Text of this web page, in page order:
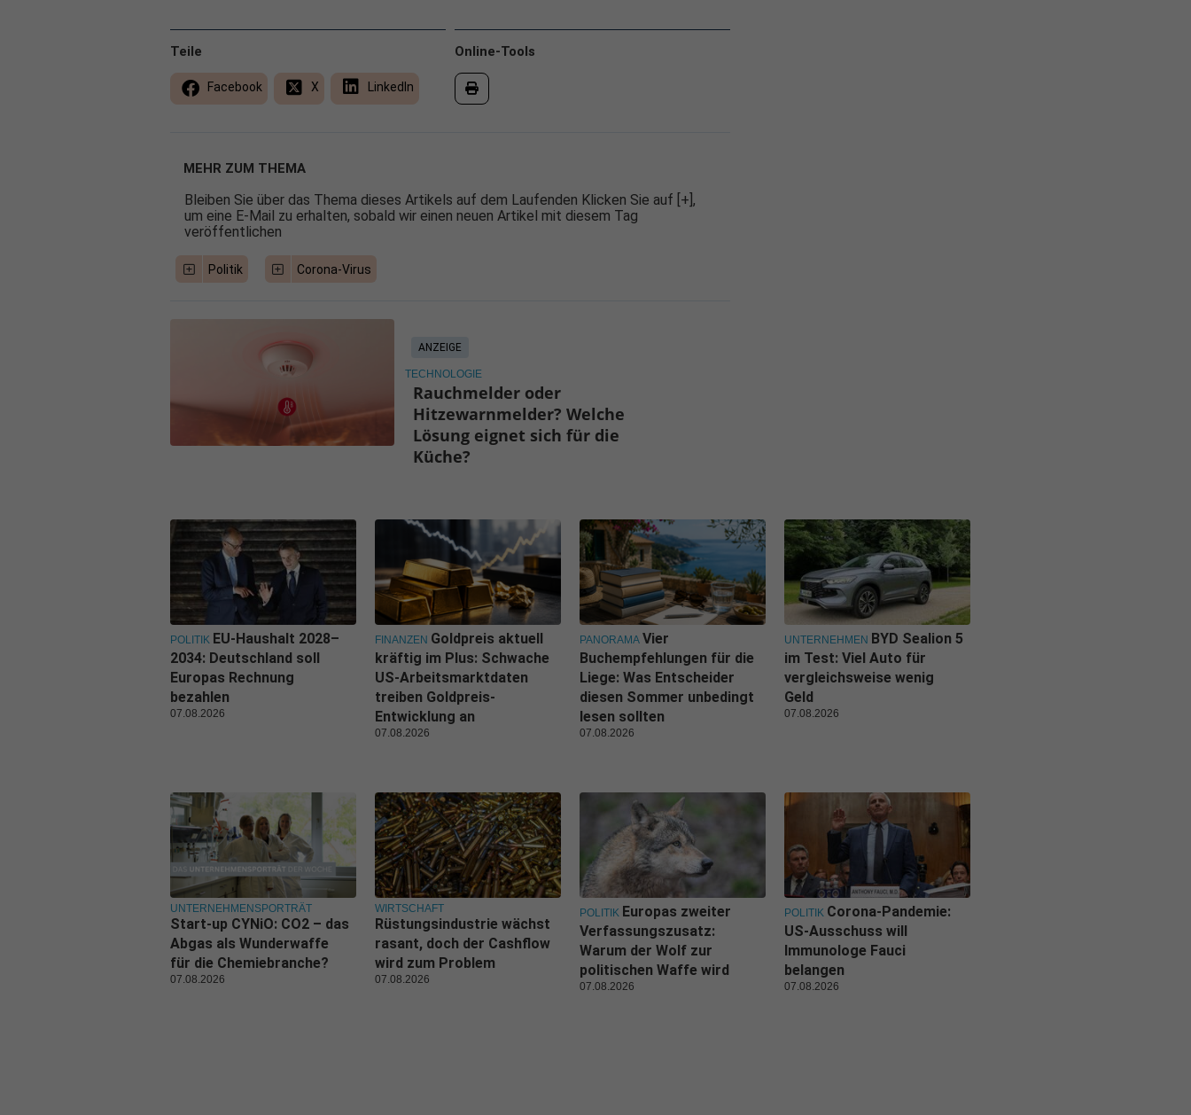
Online-Tools
Teile
Facebook X LinkedIn
MEHR ZUM THEMA
Bleiben Sie über das Thema dieses Artikels auf dem Laufenden Klicken Sie auf [+],
um eine E-Mail zu erhalten, sobald wir einen neuen Artikel mit diesem Tag
veröffentlichen
Politik Corona-Virus
ANZEIGE
TECHNOLOGIE
Rauchmelder oder
Hitzewarnmelder? Welche
Lösung eignet sich für die
Küche?
POLITIK EU-Haushalt 2028–
2034: Deutschland soll
Europas Rechnung
bezahlen
07.08.2026
FINANZEN Goldpreis aktuell
kräftig im Plus: Schwache
US-Arbeitsmarktdaten
treiben Goldpreis-
Entwicklung an
07.08.2026
PANORAMA Vier
Buchempfehlungen für die
Liege: Was Entscheider
diesen Sommer unbedingt
lesen sollten
07.08.2026
UNTERNEHMEN BYD Sealion 5
im Test: Viel Auto für
vergleichsweise wenig
Geld
07.08.2026
UNTERNEHMENSPORTRÄT
Start-up CYNiO: CO2 – das
Abgas als Wunderwaffe
für die Chemiebranche?
07.08.2026
WIRTSCHAFT
Rüstungsindustrie wächst
rasant, doch der Cashflow
wird zum Problem
07.08.2026
POLITIK Europas zweiter
Verfassungszusatz:
Warum der Wolf zur
politischen Waffe wird
07.08.2026
POLITIK Corona-Pandemie:
US-Ausschuss will
Immunologe Fauci
belangen
07.08.2026